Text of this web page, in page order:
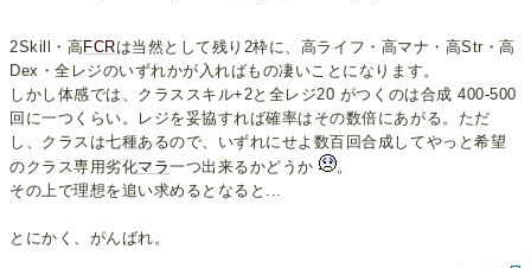
2Skill・高FCRは当然として残り2枠に、高ライフ・高マナ・高Str・高
Dex・全レジのいずれかが入ればもの凄いことになります。
しかし体感では、クラススキル+2と全レジ20 がつくのは合成 400-500
回に一つくらい。レジを妥協すれば確率はその数倍にあがる。ただ
し、クラスは七種あるので、いずれにせよ数百回合成してやっと希望
のクラス専用劣化マラ一つ出来るかどうか
。
その上で理想を追い求めるとなると...
とにかく、がんばれ。